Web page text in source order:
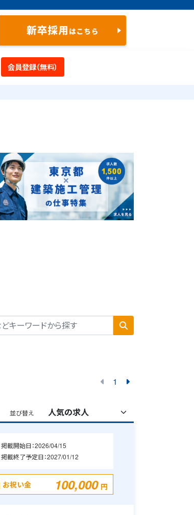
会員登録（無料）
1
並び替え
掲載開始日：2026/04/15
掲載終了予定日：2027/01/12
お祝い金 100,000 円